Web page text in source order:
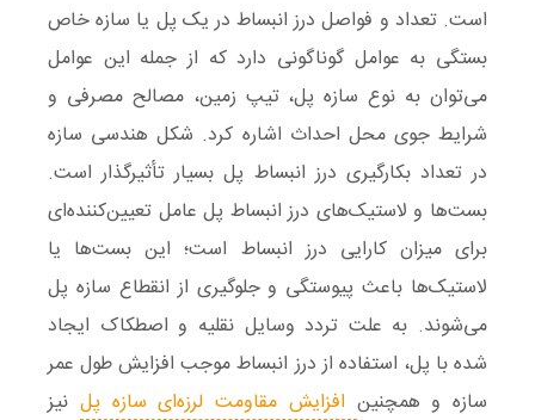
است. تعداد و فواصل درز انبساط در یک پل یا سازه خاص
بستگی به عوامل گوناگونی دارد که از جمله این عوامل
می‌توان به نوع سازه پل، تیپ زمین، مصالح مصرفی و
شرایط جوی محل احداث اشاره کرد. شکل هندسی سازه
در تعداد بکارگیری درز انبساط پل بسیار تأثیرگذار است.
بست‌ها و لاستیک‌های درز انبساط پل عامل تعیین‌کننده‌ای
برای میزان کارایی درز انبساط است؛ این بست‌ها یا
لاستیک‌ها باعث پیوستگی و جلوگیری از انقطاع سازه پل
می‌شوند. به علت تردد وسایل نقلیه و اصطکاک ایجاد
شده با پل، استفاده از درز انبساط موجب افزایش طول عمر
سازه و همچنین افزایش مقاومت لرزه‌ای سازه پل نیز